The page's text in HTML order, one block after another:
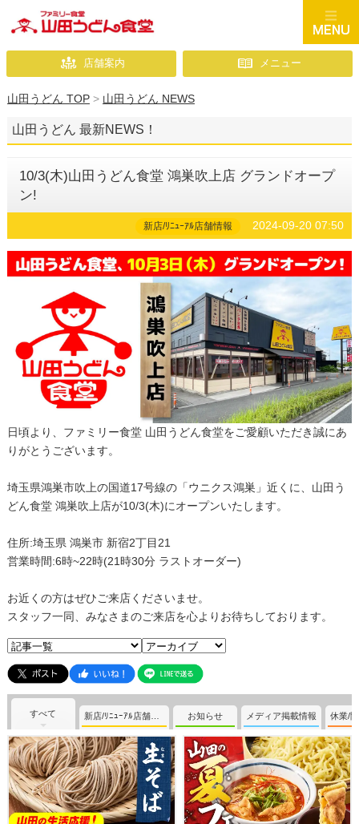
店舗案内 メニュー
山田うどん TOP > 山田うどん NEWS
山田うどん 最新NEWS！
10/3(木)山田うどん食堂 鴻巣吹上店 グランドオープ
ン!
新店/ﾘﾆｭｰｱﾙ店舗情報 2024-09-20 07:50
日頃より、ファミリー食堂 山田うどん食堂をご愛顧いただき誠にあ
りがとうございます。
埼玉県鴻巣市吹上の国道17号線の「ウニクス鴻巣」近くに、山田う
どん食堂 鴻巣吹上店が10/3(木)にオープンいたします。
住所:埼玉県 鴻巣市 新宿2丁目21
営業時間:6時~22時(21時30分 ラストオーダー)
お近くの方はぜひご来店くださいませ。
スタッフ一同、みなさまのご来店を心よりお待ちしております。
すべて 新店/ﾘﾆｭｰｱﾙ店舗情報 お知らせ メディア掲載情報 休業/